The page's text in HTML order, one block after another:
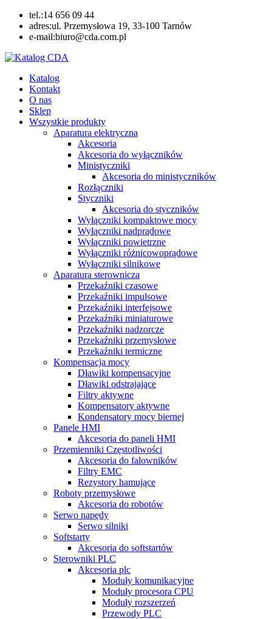
Skip
content
tel.:14 656 09 44
adres:ul. Przemysłowa 19, 33-100 Tarnów
e-mail:biuro@cda.com.pl
Katalog CDA
Automatyka przemysłowa
Katalog
Kontakt
O nas
Sklep
Wszystkie produkty
Aparatura elektryczna
Akcesoria
Akcesoria do wyłączników
Ministyczniki
Akcesoria do ministyczników
Rozłączniki
Styczniki
Akcesoria do styczników
Wyłączniki kompaktowe mocy
Wyłączniki nadprądowe
Wyłączniki powietrzne
Wyłączniki różnicowoprądowe
Wyłączniki silnikowe
Aparatura sterownicza
Przekaźniki czasowe
Przekaźniki impulsowe
Przekaźniki interfejsowe
Przekaźniki miniaturowe
Przekaźniki nadzorcze
Przekaźniki przemysłowe
Przekaźniki termiczne
Kompensacja mocy
Dławiki kompensacyjne
Dławiki odstrajające
Filtry aktywne
Kompensatory aktywne
Kondensatory mocy biernej
Panele HMI
Akcesoria do paneli HMI
Przemienniki Częstotliwości
Akcesoria do falowników
Filtry EMC
Rezystory hamujące
Roboty przemysłowe
Akcesoria do robotów
Serwo napędy
Serwo silniki
Softstarty
Akcesoria do softstartów
Sterowniki PLC
Akcesoria plc
Moduły komunikacyjne
Moduły procesora CPU
Moduły rozszerzeń
Przewody PLC